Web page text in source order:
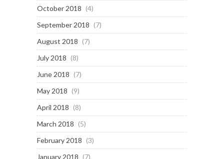
October 2018 (4)
September 2018 (7)
August 2018 (7)
July 2018 (8)
June 2018 (7)
May 2018 (9)
April 2018 (8)
March 2018 (5)
February 2018 (3)
January 2018 (7)